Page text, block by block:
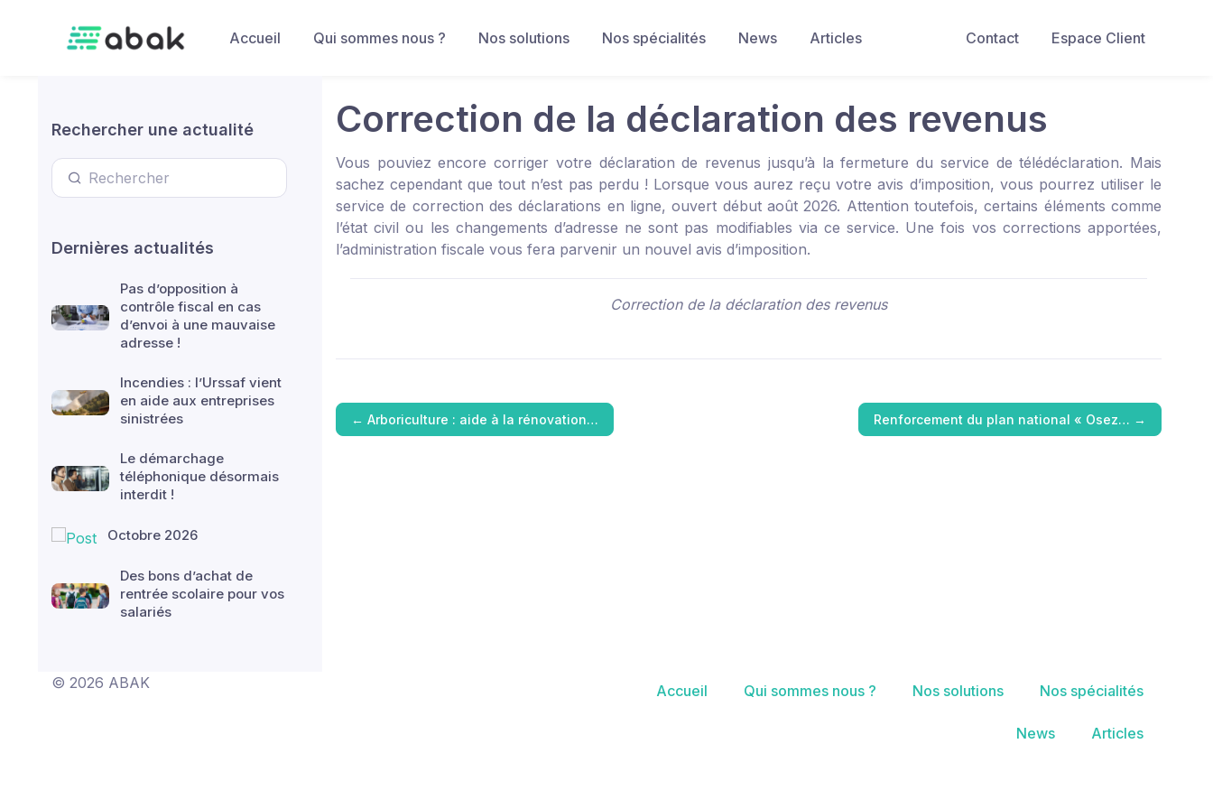
Contact
Espace Client
Accueil Qui sommes nous ? Nos solutions Nos spécialités News Articles
Rechercher une actualité
Dernières actualités
Pas d’opposition à
contrôle fiscal en cas
d’envoi à une mauvaise
adresse !
Incendies : l’Urssaf vient
en aide aux entreprises
sinistrées
Le démarchage
téléphonique désormais
interdit !
Octobre 2026
Des bons d’achat de
rentrée scolaire pour vos
salariés
Correction de la déclaration des revenus
Vous pouviez encore corriger votre déclaration de revenus jusqu’à la fermeture du service de télédéclaration. Mais
sachez cependant que tout n’est pas perdu ! Lorsque vous aurez reçu votre avis d’imposition, vous pourrez utiliser le
service de correction des déclarations en ligne, ouvert début août 2026. Attention toutefois, certains éléments comme
l’état civil ou les changements d’adresse ne sont pas modifiables via ce service. Une fois vos corrections apportées,
l’administration fiscale vous fera parvenir un nouvel avis d’imposition.
Correction de la déclaration des revenus
← Arboriculture : aide à la rénovation… Renforcement du plan national « Osez… →
© 2026 ABAK Accueil Qui sommes nous ? Nos solutions Nos spécialités
News Articles